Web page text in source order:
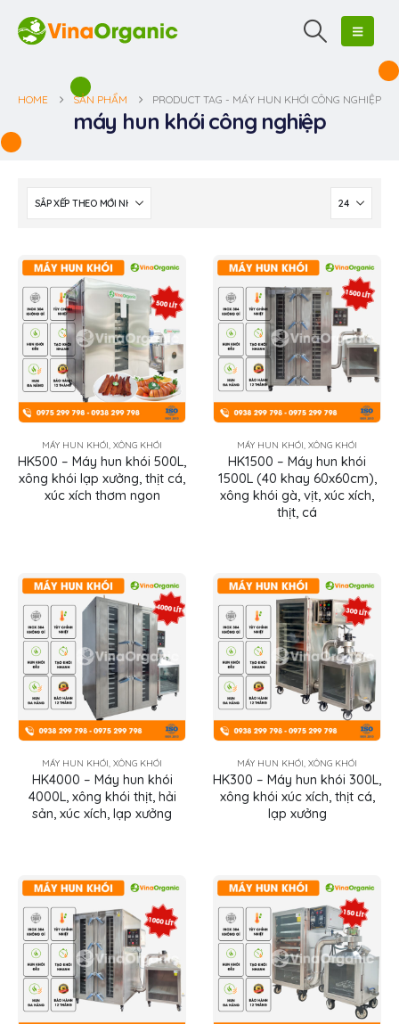
HOME SẢN PHẨM PRODUCT TAG - MÁY HUN KHÓI CÔNG NGHIỆP
máy hun khói công nghiệp
MÁY HUN KHÓI, XÔNG KHÓI
HK500 – Máy hun khói 500L,
xông khói lạp xưởng, thịt cá,
xúc xích thơm ngon
MÁY HUN KHÓI, XÔNG KHÓI
HK1500 – Máy hun khói
1500L (40 khay 60x60cm),
xông khói gà, vịt, xúc xích,
thịt, cá
MÁY HUN KHÓI, XÔNG KHÓI
HK4000 – Máy hun khói
4000L, xông khói thịt, hải
sản, xúc xích, lạp xưởng
MÁY HUN KHÓI, XÔNG KHÓI
HK300 – Máy hun khói 300L,
xông khói xúc xích, thịt cá,
lạp xưởng